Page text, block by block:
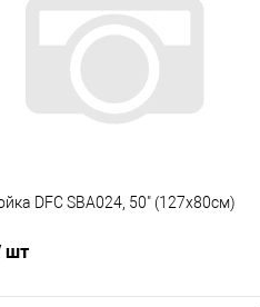
DFC SBA024, 50" (127x80см)
шт